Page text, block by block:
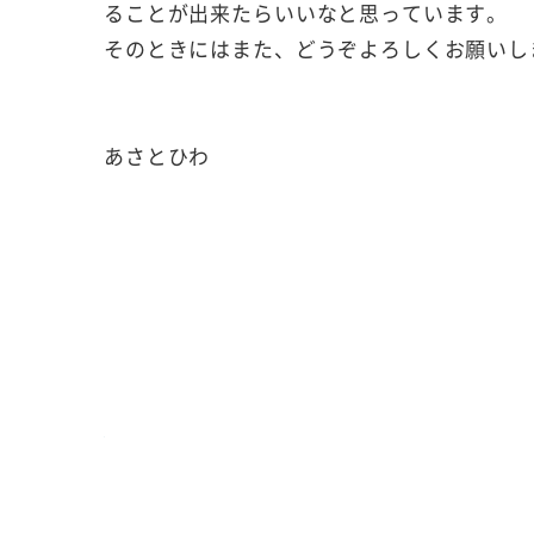
ることが出来たらいいなと思っています。
そのときにはまた、どうぞよろしくお願い
あさとひわ